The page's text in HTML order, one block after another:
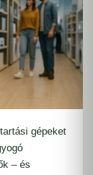
gépeket
– és